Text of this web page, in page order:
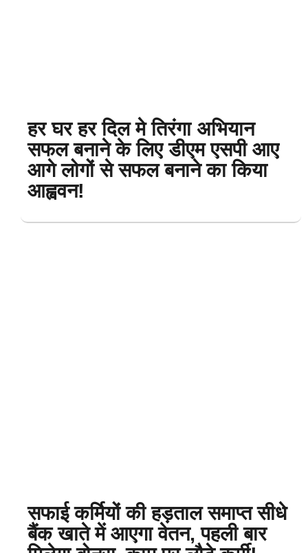
हर घर हर दिल मे तिरंगा अभियान
सफल बनाने के लिए डीएम एसपी आए
आगे लोगों से सफल बनाने का किया
आह्ववन!
सफाई कर्मियों की हड़ताल समाप्त सीधे
बैंक खाते में आएगा वेतन, पहली बार